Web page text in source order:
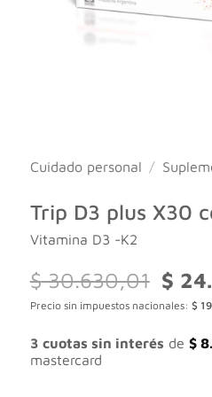
Cuidado personal /
Trip D3 plus X30
Vitamina D3 -K2
$30.630,01
El
precio
$
$
Precio sin impuestos nacionales: $
3 cuotas sin interés de $
mastercard